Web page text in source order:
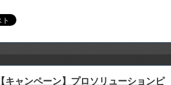
【キャンペーン】プロソリューションピ